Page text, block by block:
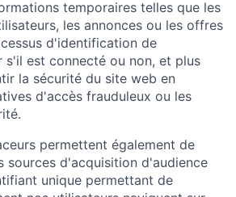
temporaires telles que les
les annonces ou les offres
d'identification de
s'il est connecté ou non, et plus
la sécurité du site web en
d'accès frauduleux ou les
permettent également de
sources d'acquisition d'audience
unique permettant de